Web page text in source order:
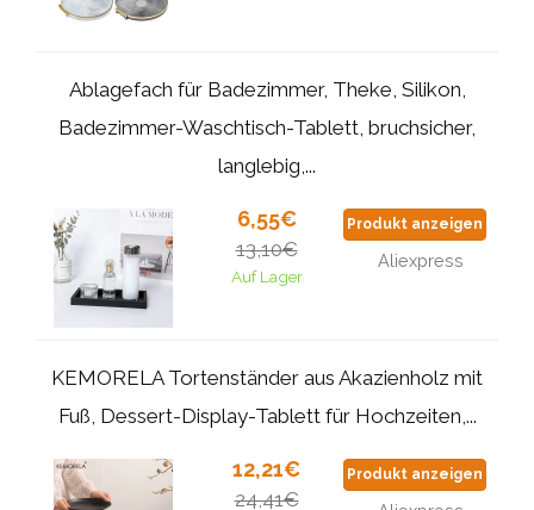
Ablagefach für Badezimmer, Theke, Silikon,
Badezimmer-Waschtisch-Tablett, bruchsicher,
langlebig,...
6,55€
13,10€
Auf Lager
Produkt anzeigen
Aliexpress
KEMORELA Tortenständer aus Akazienholz mit
Fuß, Dessert-Display-Tablett für Hochzeiten,...
12,21€
24,41€
Produkt anzeigen